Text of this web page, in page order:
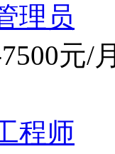
理员
元/月
程师